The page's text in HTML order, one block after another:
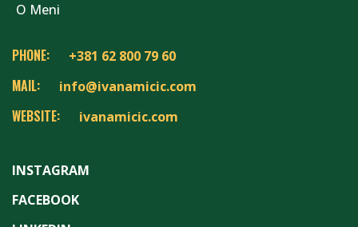
O Meni
PHONE: +381 62 800 79 60
MAIL: info@ivanamicic.com
WEBSITE: ivanamicic.com
INSTAGRAM
FACEBOOK